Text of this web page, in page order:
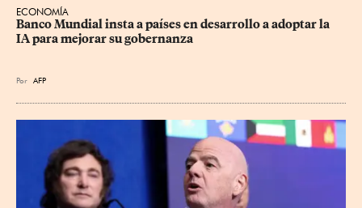
ECONOMÍA
Banco Mundial insta a países en desarrollo a adoptar la
IA para mejorar su gobernanza
Por AFP